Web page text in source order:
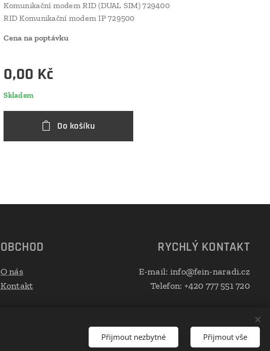
Komunikační modem RID (DUAL SIM) 729400
RID Komunikační modem IP 729500
Cena na poptávku
0,00 Kč
Skladem
Do košíku
OBCHOD
O nás
Kontakt
RYCHLÝ KONTAKT
E-mail: info@fein-naradi.cz
Telefon: +420 777 551 720
Přijmout nezbytné Přijmout vše